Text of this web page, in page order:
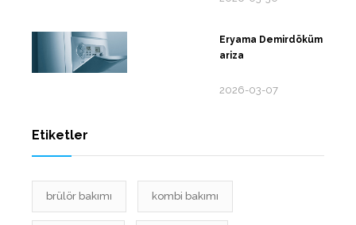
Eryama Demirdöküm
ariza
2026-03-07
Etiketler
brülör bakımı kombi bakımı